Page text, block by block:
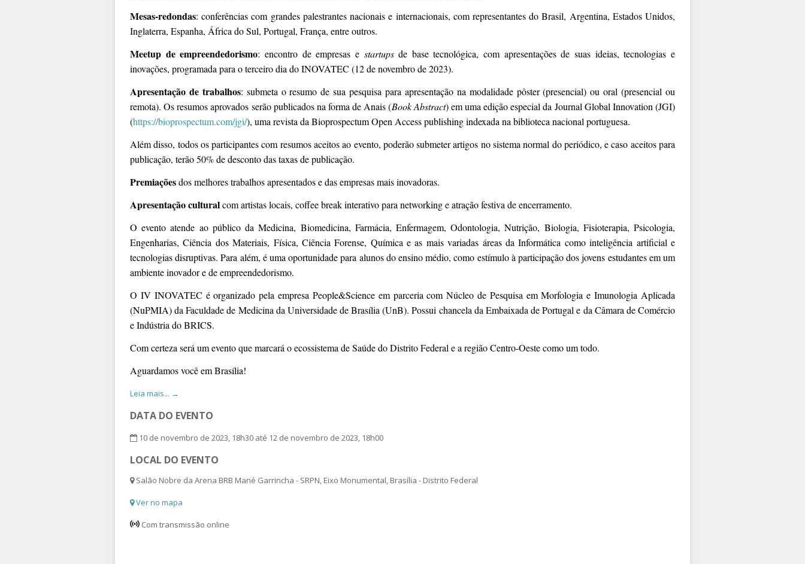
Mesas-redondas: conferências com grandes palestrantes nacionais e internacionais, com representantes do Brasil, Argentina, Estados Unidos,
Inglaterra, Espanha, África do Sul, Portugal, França, entre outros.
Meetup de empreendedorismo: encontro de empresas e startupsde base tecnológica, com apresentações de suas ideias, tecnologias e
inovações, programada para o terceiro dia do INOVATEC (12 de novembro de 2023).
Apresentação de trabalhos: submeta o resumo de sua pesquisa para apresentação na modalidade pôster (presencial) ou oral (presencial ou
remota). Os resumos aprovados serão publicados na forma de Anais (Book Abstract) em uma edição especial da Journal Global Innovation (JGI)
(https://bioprospectum.com/jgi/), uma revista da Bioprospectum Open Access publishing indexada na biblioteca nacional portuguesa.
Além disso, todos os participantes com resumos aceitos ao evento, poderão submeter artigos no sistema normal do periódico, e caso aceitos para
publicação, terão 50% de desconto das taxas de publicação.
Premiaçõesdos melhores trabalhos apresentados e das empresas mais inovadoras.
Apresentação culturalcom artistas locais, coffee break interativo para networking e atração festiva de encerramento.
O evento atende ao público da Medicina, Biomedicina, Farmácia, Enfermagem, Odontologia, Nutrição, Biologia, Fisioterapia, Psicologia,
Engenharias, Ciência dos Materiais, Física, Ciência Forense, Química e as mais variadas áreas da Informática como inteligência artificial e
tecnologias disruptivas. Para além, é uma oportunidade para alunos do ensino médio, como estímulo à participação dos jovens estudantes em um
ambiente inovador e de empreendedorismo.
O IV INOVATEC é organizado pela empresa People&Science em parceria com Núcleo de Pesquisa em Morfologia e Imunologia Aplicada
(NuPMIA) da Faculdade de Medicina da Universidade de Brasília (UnB). Possui chancela da Embaixada de Portugal e da Câmara de Comércio
e Indústria do BRICS.
Com certeza será um evento que marcará o ecossistema de Saúde do Distrito Federal e a região Centro-Oeste como um todo.
Aguardamos você em Brasília!
Leia mais... →
DATA DO EVENTO
10 de novembro de 2023, 18h30 até 12 de novembro de 2023, 18h00
LOCAL DO EVENTO
Salão Nobre da Arena BRB Mané Garrincha - SRPN, Eixo Monumental, Brasília - Distrito Federal
Ver no mapa
Com transmissão online